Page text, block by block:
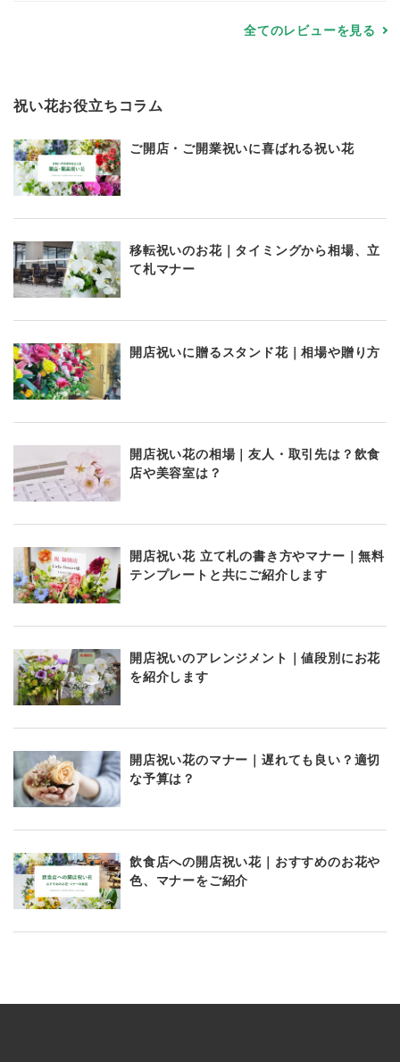
全てのレビューを見る
祝い花お役立ちコラム
ご開店・ご開業祝いに喜ばれる祝い花
移転祝いのお花｜タイミングから相場、立
て札マナー
開店祝いに贈るスタンド花｜相場や贈り方
開店祝い花の相場｜友人・取引先は？飲食
店や美容室は？
開店祝い花 立て札の書き方やマナー｜無料
テンプレートと共にご紹介します
開店祝いのアレンジメント｜値段別にお花
を紹介します
開店祝い花のマナー｜遅れても良い？適切
な予算は？
飲食店への開店祝い花｜おすすめのお花や
色、マナーをご紹介